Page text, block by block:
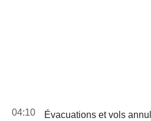
04:10
Évacuations et vols